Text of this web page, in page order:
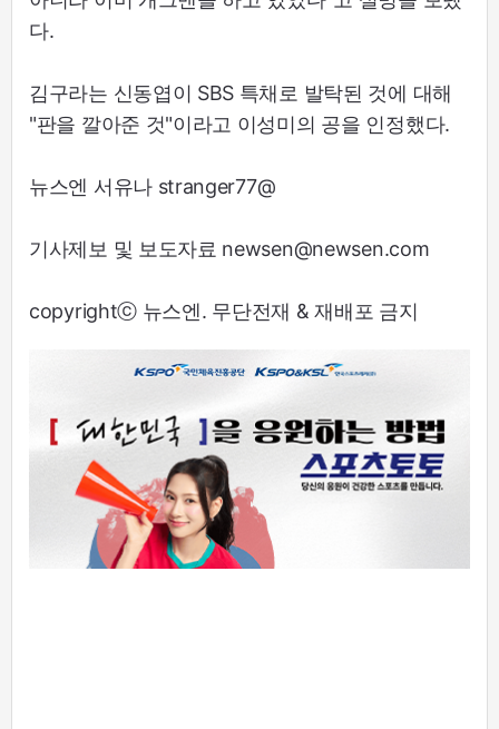
다.
김구라는 신동엽이 SBS 특채로 발탁된 것에 대해
"판을 깔아준 것"이라고 이성미의 공을 인정했다.
뉴스엔 서유나 stranger77@
기사제보 및 보도자료 newsen@newsen.com
copyrightⓒ 뉴스엔. 무단전재 & 재배포 금지